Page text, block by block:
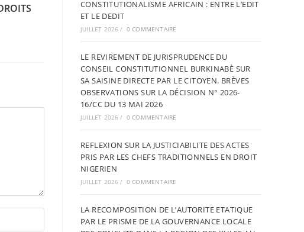
CONSTITUTIONALISME AFRICAIN : ENTRE L’EDIT
ET LE DEDIT
JUILLET 2026 / 0 COMMENTAIRE
LE REVIREMENT DE JURISPRUDENCE DU
CONSEIL CONSTITUTIONNEL BURKINABÈ SUR
SA SAISINE DIRECTE PAR LE CITOYEN. BRÈVES
OBSERVATIONS SUR LA DÉCISION N° 2026-
16/CC DU 13 MAI 2026
JUILLET 2026 / 0 COMMENTAIRE
REFLEXION SUR LA JUSTICIABILITE DES ACTES
PRIS PAR LES CHEFS TRADITIONNELS EN DROIT
NIGERIEN
JUILLET 2026 / 0 COMMENTAIRE
LA RECOMPOSITION DE L’AUTORITE ETATIQUE
PAR LE PRISME DE LA GOUVERNANCE LOCALE